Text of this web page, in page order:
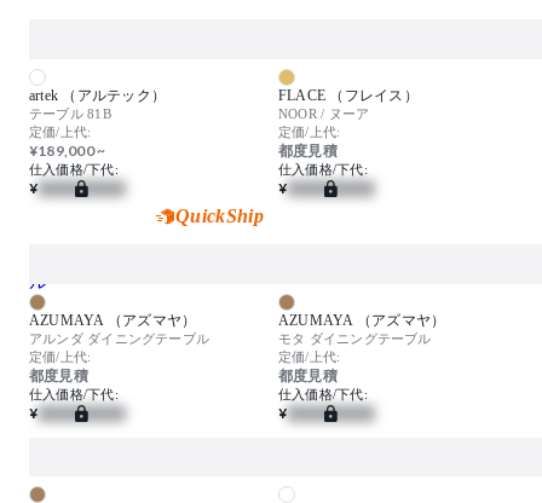
artek （アルテック）
テーブル 81B
定価/上代:
¥189,000 ~
仕入価格/下代:
¥
QuickShip
FLACE （フレイス）
NOOR / ヌーア
定価/上代:
都度見積
仕入価格/下代:
¥
AZUMAYA （アズマヤ）
アルンダ ダイニングテーブル
定価/上代:
都度見積
仕入価格/下代:
¥
AZUMAYA （アズマヤ）
モタ ダイニングテーブル
定価/上代:
都度見積
仕入価格/下代:
¥